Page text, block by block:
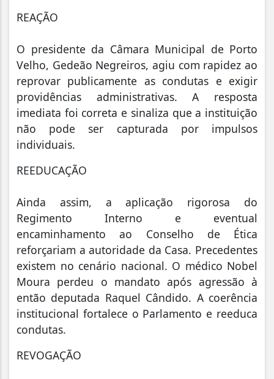
REAÇÃO
O presidente da Câmara Municipal de Porto
Velho, Gedeão Negreiros, agiu com rapidez ao
reprovar publicamente as condutas e exigir
providências administrativas. A resposta
imediata foi correta e sinaliza que a instituição
não pode ser capturada por impulsos
individuais.
REEDUCAÇÃO
Ainda assim, a aplicação rigorosa do
Regimento Interno e eventual
encaminhamento ao Conselho de Ética
reforçariam a autoridade da Casa. Precedentes
existem no cenário nacional. O médico Nobel
Moura perdeu o mandato após agressão à
então deputada Raquel Cândido. A coerência
institucional fortalece o Parlamento e reeduca
condutas.
REVOGAÇÃO